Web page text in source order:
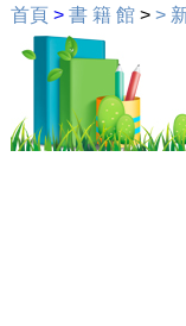
首頁 > 書 籍 館 > >